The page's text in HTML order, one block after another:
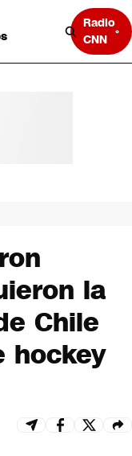
Radio
CNN
la
Chile
hockey